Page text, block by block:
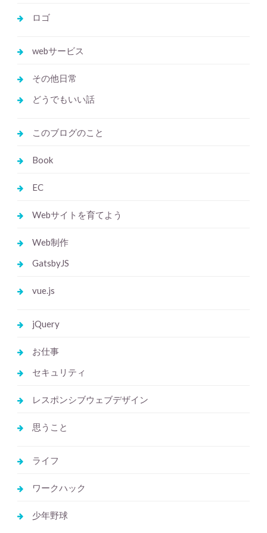
ロゴ
webサービス
その他日常
どうでもいい話
このブログのこと
Book
EC
Webサイトを育てよう
Web制作
GatsbyJS
vue.js
jQuery
お仕事
セキュリティ
レスポンシブウェブデザイン
思うこと
ライフ
ワークハック
少年野球